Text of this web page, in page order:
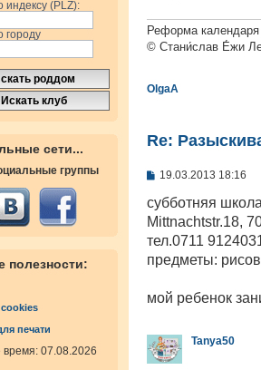
индексу (PLZ):
городу
сети...
группы
полезности:
печати
время: 07.08.2026
Реформа
© Стани́слав Е́жи
OlgaA
Re:
С
о
б
щ
е
и
19.03.2013 18:16
субботняя
Mittnachtstr.18,
тел.0711
предметы:
мой ребенок
Tanya50